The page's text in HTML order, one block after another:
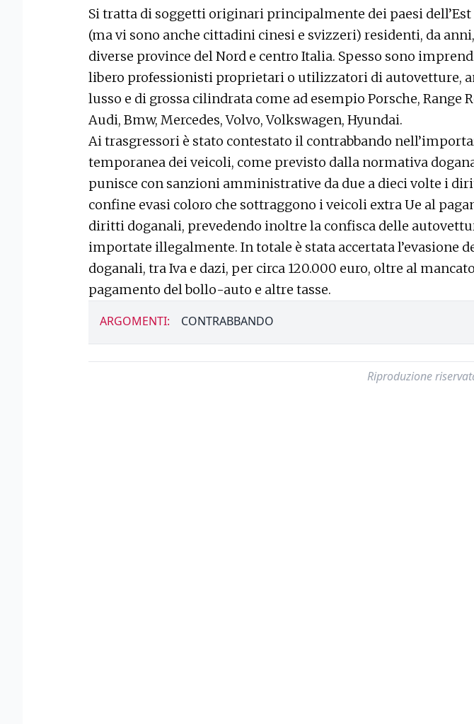
Si tratta di soggetti originari principalmente dei paesi dell’Est
(ma vi sono anche cittadini cinesi e svizzeri) residenti, da
diverse province del Nord e centro Italia. Spesso sono
libero professionisti proprietari o utilizzatori di autovetture,
lusso e di grossa cilindrata come ad esempio Porsche, Range
Audi, Bmw, Mercedes, Volvo, Volkswagen, Hyundai.
Ai trasgressori è stato contestato il contrabbando
temporanea dei veicoli, come previsto dalla normativa
punisce con sanzioni amministrative da due a dieci volte i
confine evasi coloro che sottraggono i veicoli extra Ue al
diritti doganali, prevedendo inoltre la confisca delle
importate illegalmente. In totale è stata accertata l’evasione
doganali, tra Iva e dazi, per circa 120.000 euro, oltre al mancato
pagamento del bollo-auto e altre tasse.
ARGOMENTI: CONTRABBANDO
Riproduzione